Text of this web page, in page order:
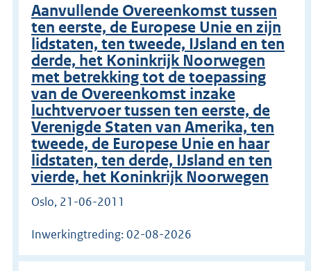
Aanvullende Overeenkomst tussen
ten eerste, de Europese Unie en zijn
lidstaten, ten tweede, IJsland en ten
derde, het Koninkrijk Noorwegen
met betrekking tot de toepassing
van de Overeenkomst inzake
luchtvervoer tussen ten eerste, de
Verenigde Staten van Amerika, ten
tweede, de Europese Unie en haar
lidstaten, ten derde, IJsland en ten
vierde, het Koninkrijk Noorwegen
Oslo, 21-06-2011
Inwerkingtreding: 02-08-2026